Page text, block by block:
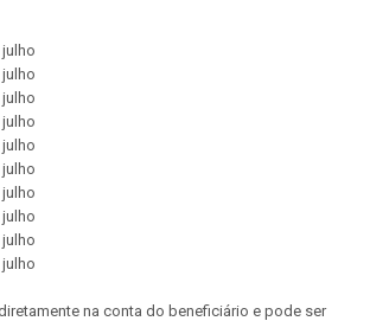
na conta do beneficiário e pode ser